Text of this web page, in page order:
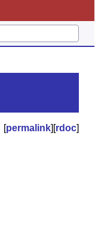
[permalink][rdoc]